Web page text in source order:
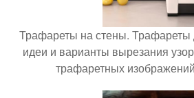
Трафареты на стены. Трафареты
идеи и варианты вырезания
трафаретных